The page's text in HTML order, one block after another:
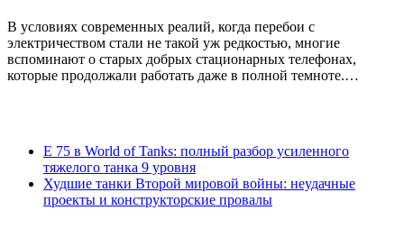
В условиях современных реалий, когда перебои с
электричеством стали не такой уж редкостью, многие
вспоминают о старых добрых стационарных телефонах,
которые продолжали работать даже в полной темноте.…
E 75 в World of Tanks: полный разбор усиленного
тяжелого танка 9 уровня
Худшие танки Второй мировой войны: неудачные
проекты и конструкторские провалы